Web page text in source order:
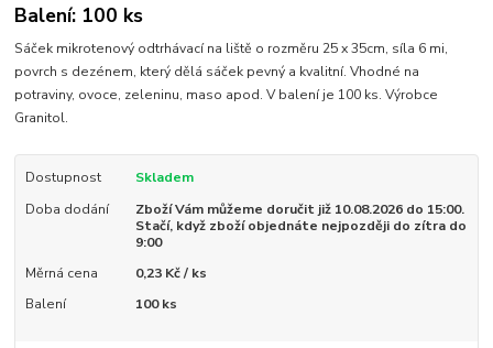
Balení: 100 ks
Sáček mikrotenový odtrhávací na liště o rozměru 25 x 35cm, síla 6 mi,
povrch s dezénem, který dělá sáček pevný a kvalitní. Vhodné na
potraviny, ovoce, zeleninu, maso apod. V balení je 100 ks. Výrobce
Granitol.
Dostupnost
Skladem
Doba dodání
Zboží Vám můžeme doručit již 10.08.2026 do 15:00.
Stačí, když zboží objednáte nejpozději do zítra do
9:00
Měrná cena
0,23 Kč / ks
Balení
100 ks